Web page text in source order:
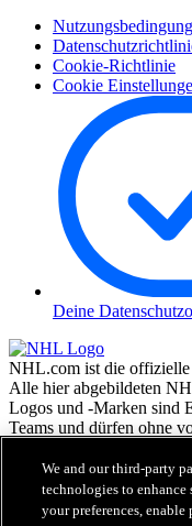
Cookie-Richtlinie
Cookie
Deine
NHL.com ist die offizielle
Alle hier abgebildeten
Logos und -Marken sind
Teams und dürfen ohne
Alle Rechte vorbehalten.
Namen und Nummern
von der NHL und der
We and our third-party
technologies to enhance
your preferences,